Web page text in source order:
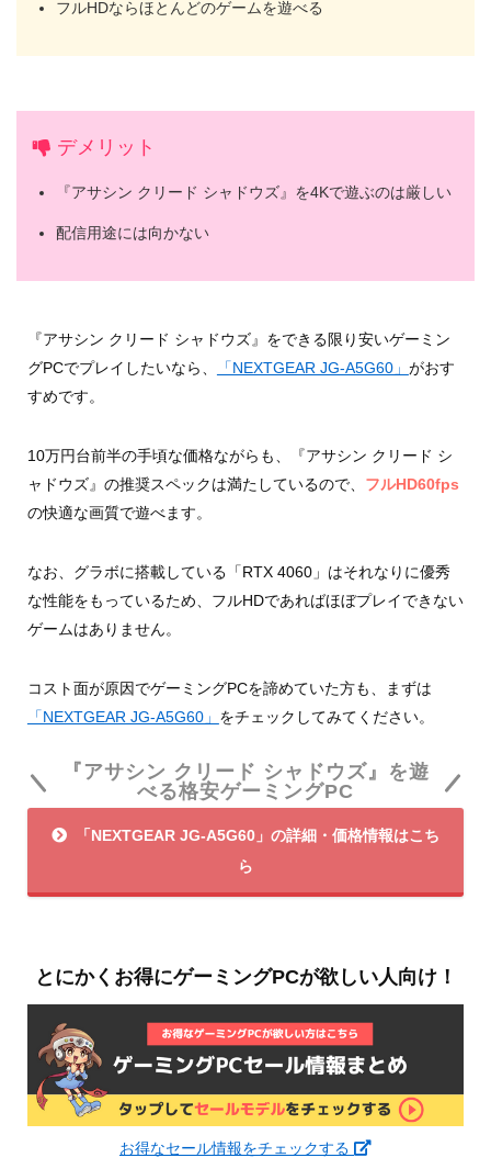
フルHDならほとんどのゲームを遊べる
デメリット
『アサシン クリード シャドウズ』を4Kで遊ぶのは厳しい
配信用途には向かない
『アサシン クリード シャドウズ』をできる限り安いゲーミン
グPCでプレイしたいなら、
「NEXTGEAR JG-A5G60」 がおす
すめです。
10万円台前半の手頃な価格ながらも、『アサシン クリード シ
ャドウズ』の推奨スペックは満たしているので、 フルHD60fps
の快適な画質で遊べます。
なお、グラボに搭載している「RTX 4060」はそれなりに優秀
な性能をもっているため、フルHDであればほぼプレイできない
ゲームはありません。
コスト面が原因でゲーミングPCを諦めていた方も、まずは
「NEXTGEAR JG-A5G60」 をチェックしてみてください。
『アサシン クリード シャドウズ』を遊
べる格安ゲーミングPC
「NEXTGEAR JG-A5G60」の詳細・価格情報はこち
ら
とにかくお得にゲーミングPCが欲しい人向け！
お得なセール情報をチェックする